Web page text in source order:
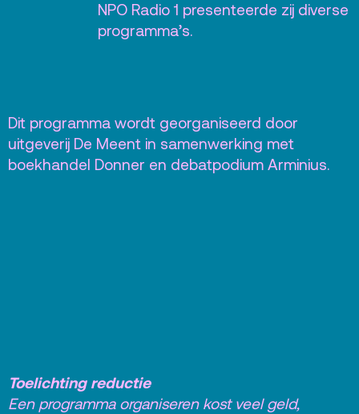
NPO Radio 1 presenteerde zij diverse
programma’s.
Dit programma wordt georganiseerd door
uitgeverij De Meent in samenwerking met
boekhandel Donner en debatpodium Arminius.
Toelichting reductie
Een programma organiseren kost veel geld,